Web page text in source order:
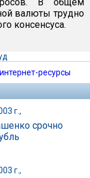
валюты трудно
консенсуса.
ресурсы
г.,
срочно
г.,